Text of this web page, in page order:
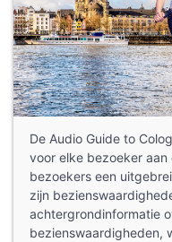
De Audio Guide to
voor elke bezoeker
bezoekers een
zijn
achtergrondinformatie
bezienswaardigheden,